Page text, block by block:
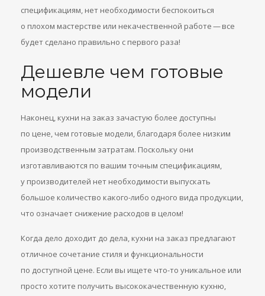
спецификациям, нет необходимости беспокоиться
о плохом мастерстве или некачественной работе — все
будет сделано правильно с первого раза!
Дешевле чем готовые
модели
Наконец, кухни на заказ зачастую более доступны
по цене, чем готовые модели, благодаря более низким
производственным затратам. Поскольку они
изготавливаются по вашим точным спецификациям,
у производителей нет необходимости выпускать
большое количество какого-либо одного вида продукции,
что означает снижение расходов в целом!
Когда дело доходит до дела, кухни на заказ предлагают
отличное сочетание стиля и функциональности
по доступной цене. Если вы ищете что-то уникальное или
просто хотите получить высококачественную кухню,